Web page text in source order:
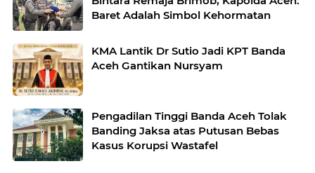
Baret Adalah Simbol Kehormatan
KMA Lantik Dr Sutio Jadi KPT Banda
Aceh Gantikan Nursyam
Pengadilan Tinggi Banda Aceh Tolak
Banding Jaksa atas Putusan Bebas
Kasus Korupsi Wastafel